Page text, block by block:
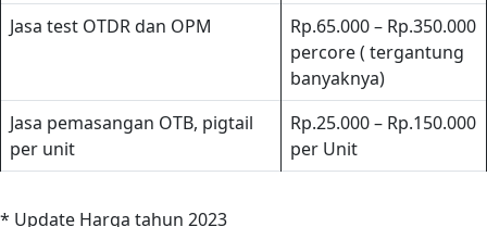
Jasa test OTDR dan OPM
Rp.65.000 – Rp.350.000
percore ( tergantung
banyaknya)
Jasa pemasangan OTB, pigtail
per unit
Rp.25.000 – Rp.150.000
per Unit
* Update Harga tahun 2023